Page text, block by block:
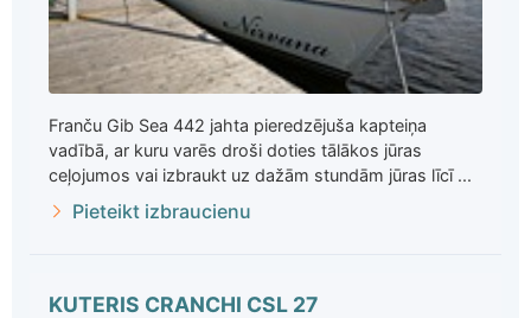
Franču Gib Sea 442 jahta pieredzējuša kapteiņa
vadībā, ar kuru varēs droši doties tālākos jūras
ceļojumos vai izbraukt uz dažām stundām jūras līcī ...
Pieteikt izbraucienu
KUTERIS CRANCHI CSL 27